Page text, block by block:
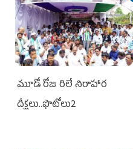
మూడో రోజు రిలే నిరాహార
దీక్షలు..ఫొటోలు2